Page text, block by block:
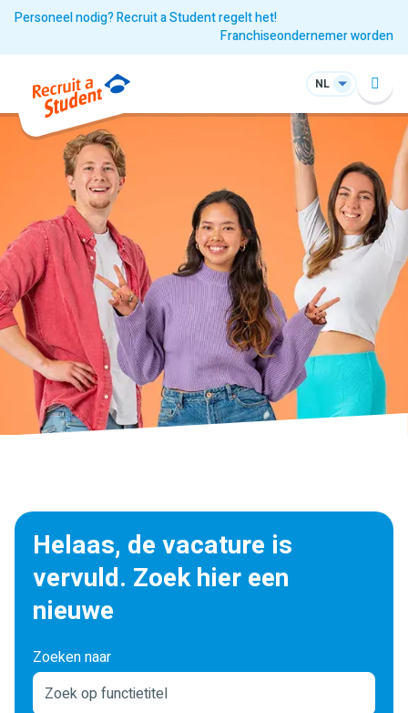
Personeel nodig? Recruit a Student regelt het!
Franchiseondernemer worden
NL
Helaas, de vacature is
vervuld. Zoek hier een
nieuwe
Zoeken naar